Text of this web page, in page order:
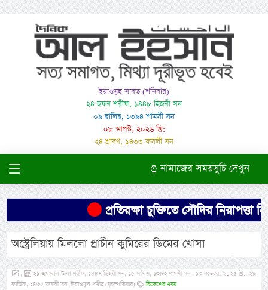
ইয়াওমুছ সাবত (শনিবার)
২৪ ছফর শরীফ, ১৪৪৮ হিজরী সন
০৯ ছালিছ, ১৩৯৪ শামসী সন
০৮ আগস্ট, ২০২৬ খ্রি:
২৪ শ্রাবণ, ১৪৩৩ ফসলী সন
নামাজের সময়সুচি দেখুন
প্রতিরক্ষা চুক্তিতে সৌদির নিরাপত্তা
অস্ট্রেলিয়ায় মিললো প্রাচীন কুমিরের ডিমের খোসা
,
২১ জুমাদাল ঊলা শরীফ, ১৪৪৭ হিজরী সন, ১৫ সাদিস, ১৩৯৩ শামসী সন , ১৩ নভেম্বর, ২০২৫ খ্রি:, ২৮
কার্তিক, ১৪৩২ ফসলী সন, ইয়াওমুল খমীছ (বৃহস্পতিবার)
বিদেশের খবর